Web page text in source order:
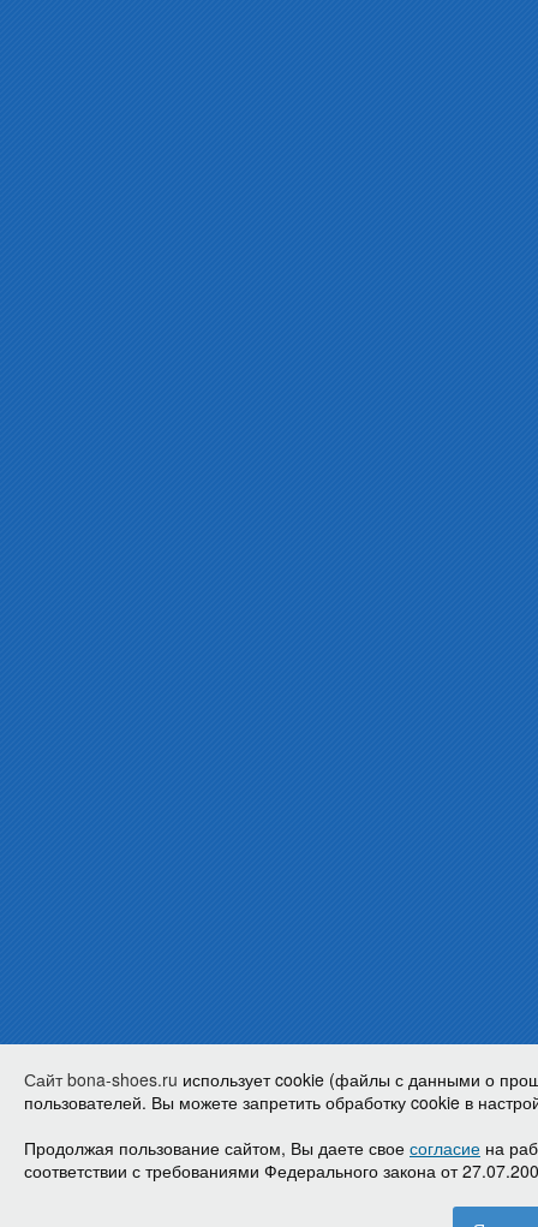
Сайт bona-shoes.ru использует cookie (файлы с данными о
пользователей. Вы можете запретить обработку cookie в
Продолжая пользование сайтом, Вы даете свое согласие на
соответствии с требованиями Федерального закона от